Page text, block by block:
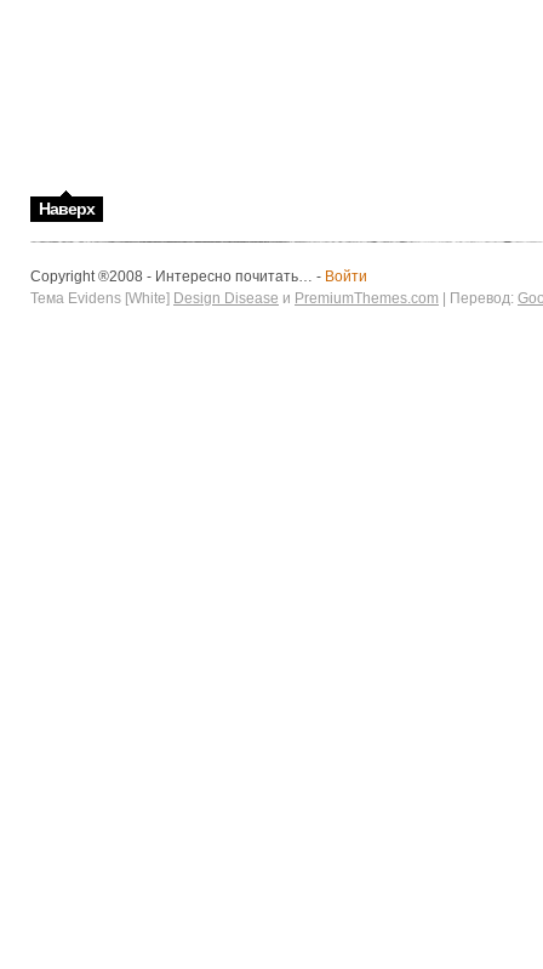
Наверх
Copyright ®2008 - Интересно почитать… - Войти
Тема Evidens [White] Design Disease и PremiumThemes.com | Перевод: